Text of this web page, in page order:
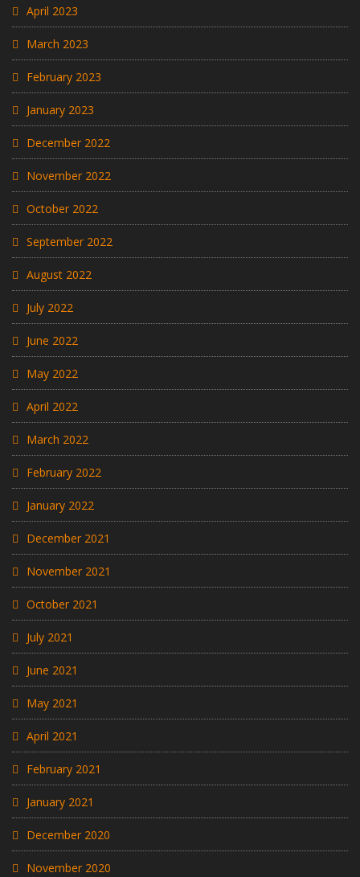
April 2023
March 2023
February 2023
January 2023
December 2022
November 2022
October 2022
September 2022
August 2022
July 2022
June 2022
May 2022
April 2022
March 2022
February 2022
January 2022
December 2021
November 2021
October 2021
July 2021
June 2021
May 2021
April 2021
February 2021
January 2021
December 2020
November 2020